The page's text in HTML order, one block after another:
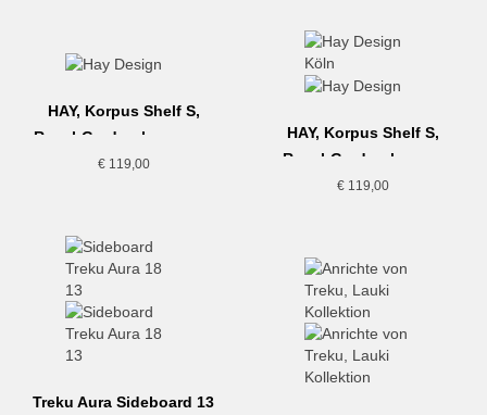
HAY, Korpus Shelf S,
Regal-Garderobe, cream
€119,00
HAY, Korpus Shelf S,
Regal-Garderobe, sea
€ 119,00
Treku Aura Sideboard 13